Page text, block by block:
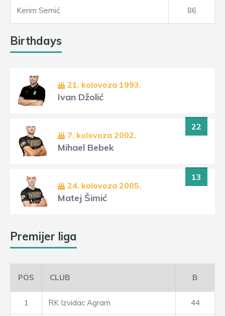
Kerim Semić 86
Birthdays
21. kolovoza 1993.
Ivan Džolić
22
7. kolovoza 2002.
Mihael Bebek
13
24. kolovoza 2005.
Matej Šimić
Premijer liga
POS CLUB B
1 RK Izvidac Agram 44